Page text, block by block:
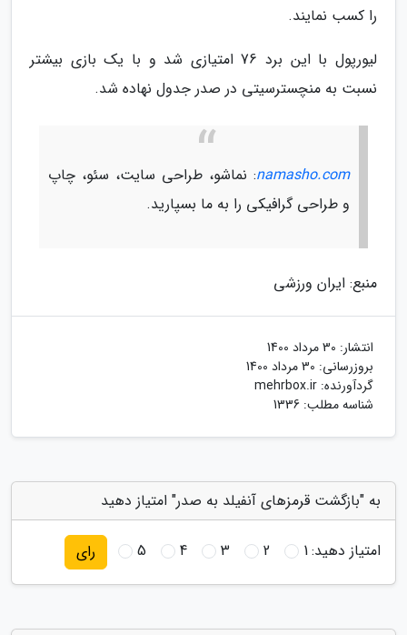
را کسب نمایند.
لیورپول با این برد 76 امتیازی شد و با یک بازی بیشتر
نسبت به منچسترسیتی در صدر جدول نهاده شد.
namasho.com: نماشو، طراحی سایت، سئو، چاپ
و طراحی گرافیکی را به ما بسپارید.
منبع: ایران ورزشی
انتشار: 30 مرداد 1400
بروزرسانی: 30 مرداد 1400
گردآورنده: mehrbox.ir
شناسه مطلب: 1336
به "بازگشت قرمزهای آنفیلد به صدر" امتیاز دهید
امتیاز دهید:1
2
3
4
5 رای